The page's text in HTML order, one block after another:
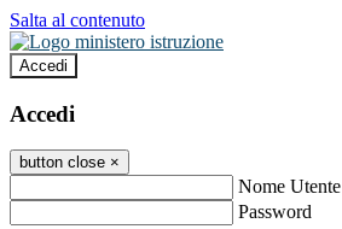
Salta al contenuto
Accedi
Accedi
button close ×
Nome Utente
Password